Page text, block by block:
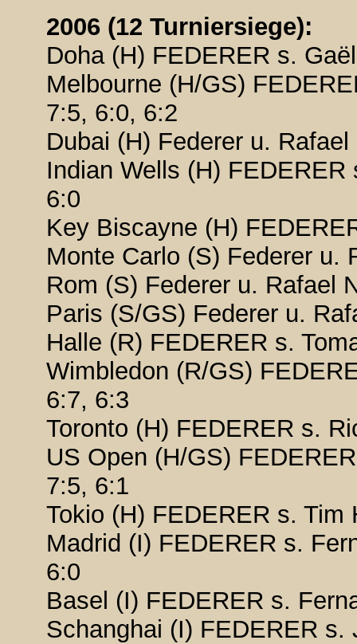
2006 (12 Turniersiege):
Doha (H) FEDERER s.
Melbourne (H/GS)
7:5, 6:0, 6:2
Dubai (H) Federer u.
Indian Wells (H)
6:0
Key Biscayne (H)
Monte Carlo (S) Federer u.
Rom (S) Federer u. Rafael
Paris (S/GS) Federer u.
Halle (R) FEDERER s.
Wimbledon (R/GS)
6:7, 6:3
Toronto (H) FEDERER s.
US Open (H/GS)
7:5, 6:1
Tokio (H) FEDERER s. Tim
Madrid (I) FEDERER s.
6:0
Basel (I) FEDERER s.
Schanghai (I) FEDERER